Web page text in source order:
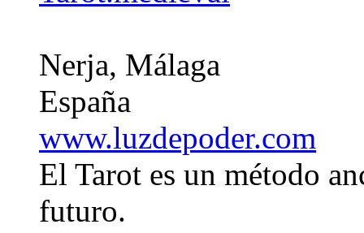
Nerja, Málaga
España
www.luzdepoder.com
El Tarot es un método
futuro.